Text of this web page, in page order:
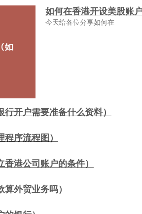
如何在香港开设美股账
今天给各位分享如何在
开户需要准备什么资料）
序流程图）
港公司账户的条件）
外贸业务吗）